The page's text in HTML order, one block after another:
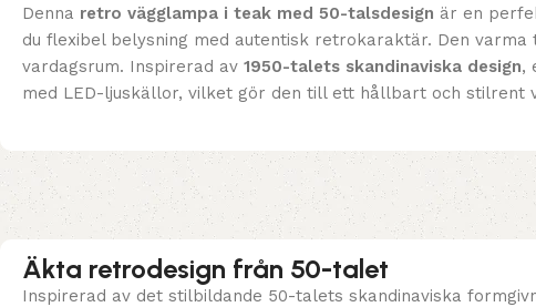
Denna retro vägglampa i teak med 50-talsdesign är en
du flexibel belysning med autentisk retrokaraktär. Den
vardagsrum. Inspirerad av 1950-talets skandinaviska design,
med LED-ljuskällor, vilket gör den till ett hållbart och stilrent
Äkta retrodesign från 50-talet
Inspirerad av det stilbildande 50-talets skandinaviska